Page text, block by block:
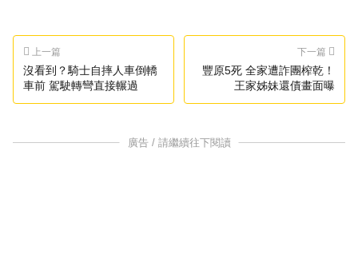
上一篇
沒看到？騎士自摔人車倒轎
車前 駕駛轉彎直接輾過
下一篇
豐原5死 全家遭詐團榨乾！
王家姊妹還債畫面曝
廣告 / 請繼續往下閱讀